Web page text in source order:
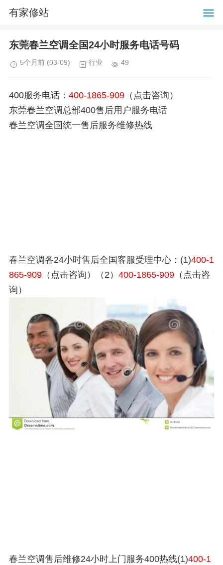
有家修站
东莞春兰空调全国24小时服务电话号码
5个月前 (03-09) 行业 49
400服务电话： 400-1865-909 （点击咨询）
东莞春兰空调总部400售后用户服务电话
春兰空调全国统一售后服务维修热线
春兰空调各24小时售后全国客服受理中心：(1)400-1
865-909 （点击咨询）（2） 400-1865-909 （点击咨
询）
春兰空调售后维修24小时上门服务400热线(1)400-1